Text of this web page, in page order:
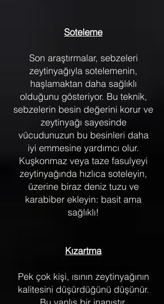
Soteleme
Son araştırmalar, sebzeleri
zeytinyağıyla sotelemenin,
haşlamaktan daha sağlıklı
olduğunu gösteriyor. Bu teknik,
sebzelerin besin değerini korur ve
zeytinyağı sayesinde
vücudunuzun bu besinleri daha
iyi emmesine yardımcı olur.
Kuşkonmaz veya taze fasulyeyi
zeytinyağında hızlıca soteleyin,
üzerine biraz deniz tuzu ve
karabiber ekleyin: basit ama
sağlıklı!
Kızartma
Pek çok kişi, ısının zeytinyağının
kalitesini düşürdüğünü düşünür.